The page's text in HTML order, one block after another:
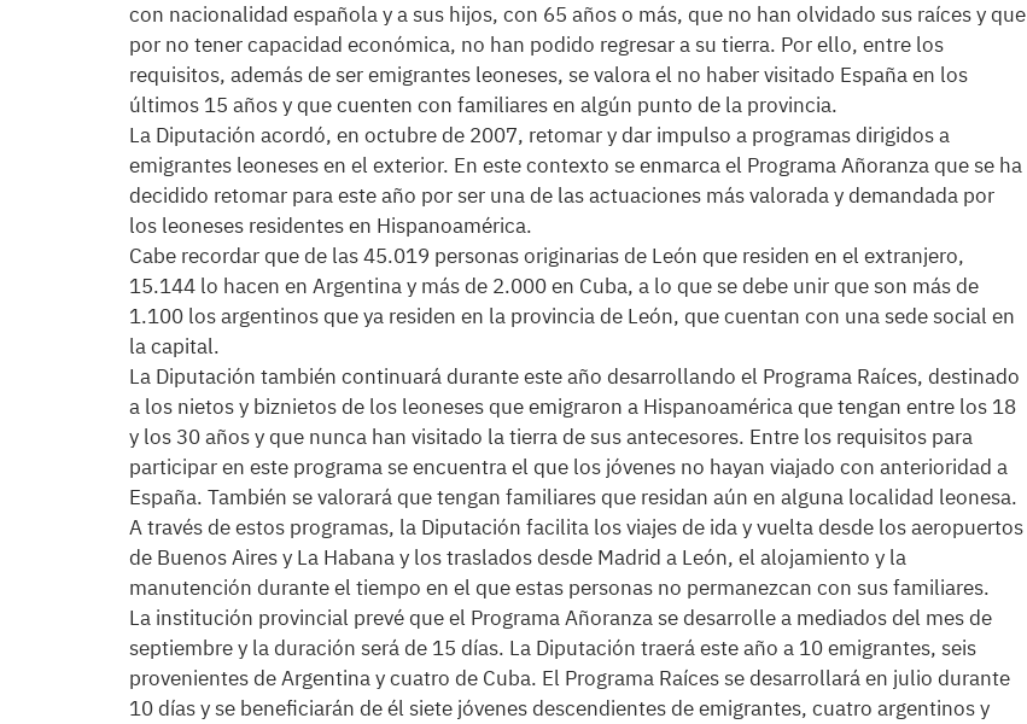
con nacionalidad española y a sus hijos, con 65 años o más, que no han olvidado sus raíces y que
por no tener capacidad económica, no han podido regresar a su tierra. Por ello, entre los
requisitos, además de ser emigrantes leoneses, se valora el no haber visitado España en los
últimos 15 años y que cuenten con familiares en algún punto de la provincia.
La Diputación acordó, en octubre de 2007, retomar y dar impulso a programas dirigidos a
emigrantes leoneses en el exterior. En este contexto se enmarca el Programa Añoranza que se ha
decidido retomar para este año por ser una de las actuaciones más valorada y demandada por
los leoneses residentes en Hispanoamérica.
Cabe recordar que de las 45.019 personas originarias de León que residen en el extranjero,
15.144 lo hacen en Argentina y más de 2.000 en Cuba, a lo que se debe unir que son más de
1.100 los argentinos que ya residen en la provincia de León, que cuentan con una sede social en
la capital.
La Diputación también continuará durante este año desarrollando el Programa Raíces, destinado
a los nietos y biznietos de los leoneses que emigraron a Hispanoamérica que tengan entre los 18
y los 30 años y que nunca han visitado la tierra de sus antecesores. Entre los requisitos para
participar en este programa se encuentra el que los jóvenes no hayan viajado con anterioridad a
España. También se valorará que tengan familiares que residan aún en alguna localidad leonesa.
A través de estos programas, la Diputación facilita los viajes de ida y vuelta desde los aeropuertos
de Buenos Aires y La Habana y los traslados desde Madrid a León, el alojamiento y la
manutención durante el tiempo en el que estas personas no permanezcan con sus familiares.
La institución provincial prevé que el Programa Añoranza se desarrolle a mediados del mes de
septiembre y la duración será de 15 días. La Diputación traerá este año a 10 emigrantes, seis
provenientes de Argentina y cuatro de Cuba. El Programa Raíces se desarrollará en julio durante
10 días y se beneficiarán de él siete jóvenes descendientes de emigrantes, cuatro argentinos y